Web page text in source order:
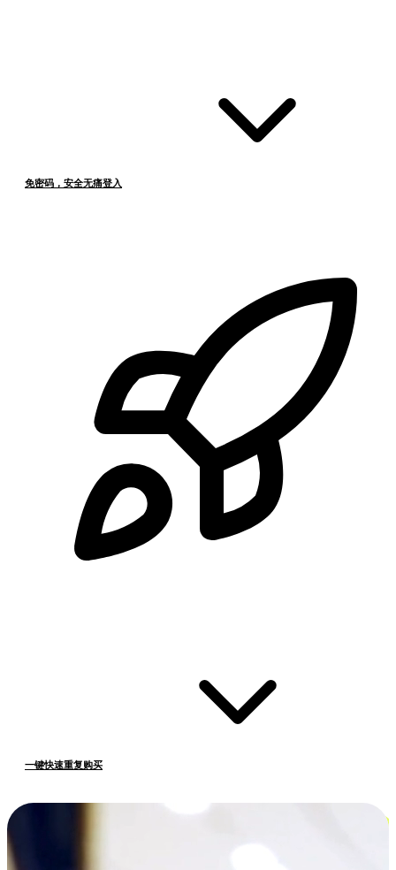
免密码，安全无痛登入
一键快速重复购买